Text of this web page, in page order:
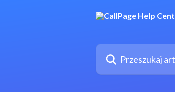
Przeszukaj artykuły...